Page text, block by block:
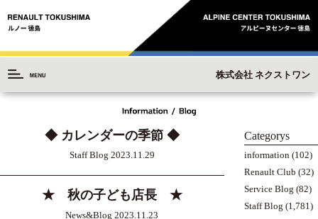
株式会社 ネクストワン
◆ カレンダーの季節 ◆
Staff Blog 2023.11.29
★ 秋の子ども店長 ★
News&Blog 2023.11.23
Categorys
information (102)
Renault Club (32)
Service Blog (82)
Staff Blog (1,781)